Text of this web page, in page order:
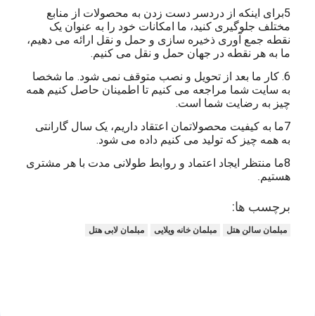
5برای اینکه از دردسر دست زدن به محصولات از منابع
مختلف جلوگیری کنید، ما امکانات خود را به عنوان یک
نقطه جمع آوری ذخیره سازی و حمل و نقل ارائه می دهیم،
ما به هر نقطه در جهان حمل و نقل می کنیم.
6. کار ما بعد از تحویل و نصب متوقف نمی شود. ما شخصا
به سایت شما مراجعه می کنیم تا اطمینان حاصل کنیم همه
چیز به رضایت شما است.
7ما به کیفیت محصولاتمان اعتقاد داریم، یک سال گارانتی
به همه چیز که تولید می کنیم داده می شود.
8ما منتظر ایجاد اعتماد و روابط طولانی مدت با هر مشتری
هستیم.
برچسب ها:
مبلمان سالن هتل مبلمان خانه ویلایی مبلمان لابی هتل